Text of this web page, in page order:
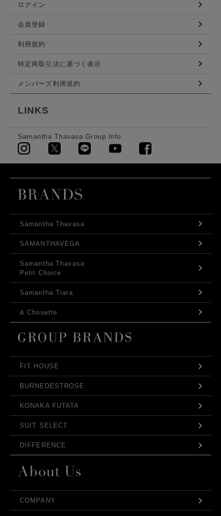
ログイン
会員登録
利用規約
特定商取引法に基づく表示
メンバーズ利用規約
LINKS
Samantha Thavasa Group Info.
Samantha Thavasa
SAMANTHAVEGA
Samantha Thavasa
Petit Choice
Samantha Tiara
& Chouette
FIT HOUSE
BURNEDESTROSE
KONAKA FUTATA
SUIT SELECT
DIFFERENCE
COMPANY